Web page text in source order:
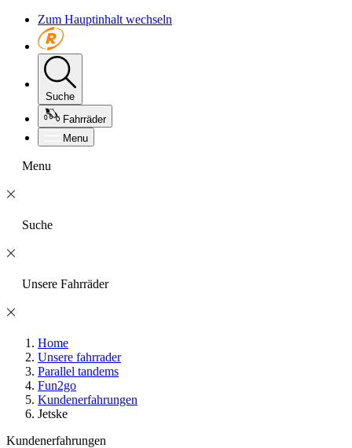
Zum Hauptinhalt wechseln
Suche
Fahrräder
Menu
Menu
Suche
Unsere Fahrräder
Home
Unsere fahrrader
Parallel tandems
Fun2go
Kundenerfahrungen
Jetske
Kundenerfahrungen